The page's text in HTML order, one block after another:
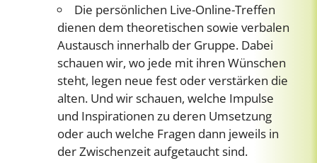
Die persönlichen Live-Online-Treffen
dienen dem theoretischen sowie verbalen
Austausch innerhalb der Gruppe. Dabei
schauen wir, wo jede mit ihren Wünschen
steht, legen neue fest oder verstärken die
alten. Und wir schauen, welche Impulse
und Inspirationen zu deren Umsetzung
oder auch welche Fragen dann jeweils in
der Zwischenzeit aufgetaucht sind.